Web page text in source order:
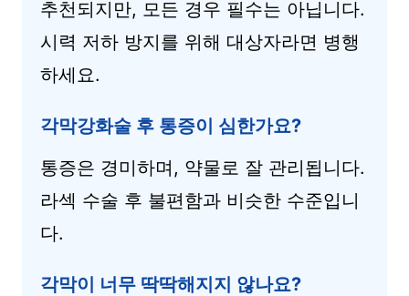
추천되지만, 모든 경우 필수는 아닙니다.
시력 저하 방지를 위해 대상자라면 병행
하세요.
각막강화술 후 통증이 심한가요?
통증은 경미하며, 약물로 잘 관리됩니다.
라섹 수술 후 불편함과 비슷한 수준입니
다.
각막이 너무 딱딱해지지 않나요?